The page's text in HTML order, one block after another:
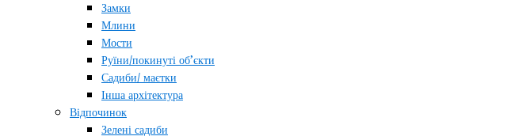
Замки
Млини
Мости
Руїни/покинуті об’єкти
Садиби/ маєтки
Інша архітектура
Відпочинок
Зелені садиби